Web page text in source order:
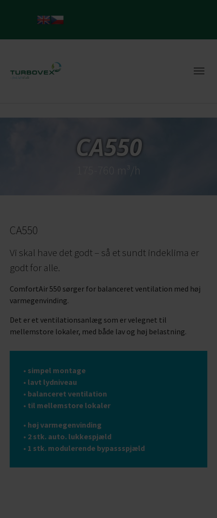
CA550
175-760 m³/h
CA550
Vi skal have det godt – så et sundt indeklima er
godt for alle.
ComfortAir 550 sørger for balanceret ventilation med høj
varmegenvinding.
Det er et ventilationsanlæg som er velegnet til
mellemstore lokaler, med både lav og høj belastning.
• simpel montage
• lavt lydniveau
• balanceret ventilation
• til mellemstore lokaler
• høj varmegenvinding
• 2 stk. auto. lukkespjæld
• 1 stk. modulerende bypassspjæld